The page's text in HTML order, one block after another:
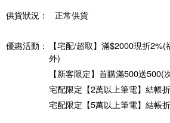
供貨狀況：
正常供貨
優惠活動：
【宅配/超取】滿$2000現折
外)
【新客限定】首購滿500送500(
宅配限定【2萬以上筆電】結帳
宅配限定【5萬以上筆電】結帳